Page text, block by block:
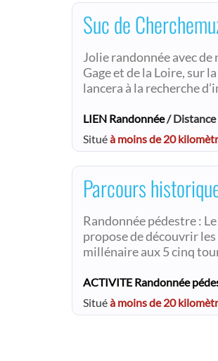
Suc de
Jolie randonnée avec de
Gage et de la Loire, sur
lancera à la recherche
LIEN Randonnée/ Distance
Situéà moins de 20
Parcours
Randonnée pédestre :
propose de découvrir
millénaire aux 5 cinq
ACTIVITE Randonnée
Situéà moins de 20